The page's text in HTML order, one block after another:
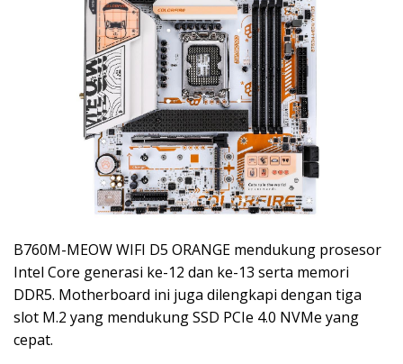
B760M-MEOW WIFI D5 ORANGE mendukung prosesor
Intel Core generasi ke-12 dan ke-13 serta memori
DDR5. Motherboard ini juga dilengkapi dengan tiga
slot M.2 yang mendukung SSD PCIe 4.0 NVMe yang
cepat.